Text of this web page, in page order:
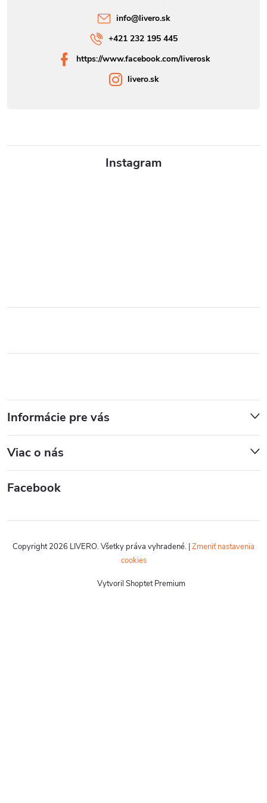
Instagram
Informácie pre vás
Viac o nás
Facebook
info@livero.sk
+421 232 195 445
https://www.facebook.com/liverosk
livero.sk
Vytvoril Shoptet Premium
Copyright 2026 LIVERO. Všetky práva vyhradené. |Zmeniť nastavenia
cookies